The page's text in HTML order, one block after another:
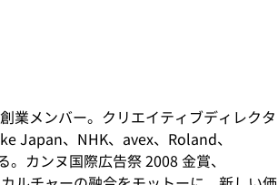
業メンバー。クリエイティブディレクタ
Japan、NHK、avex、Roland、
カンヌ国際広告祭 2008 金賞、